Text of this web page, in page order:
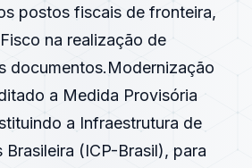
postos fiscais de fronteira,
na realização de
documentos.Modernização
a Medida Provisória
a Infraestrutura de
Brasileira (ICP-Brasil), para